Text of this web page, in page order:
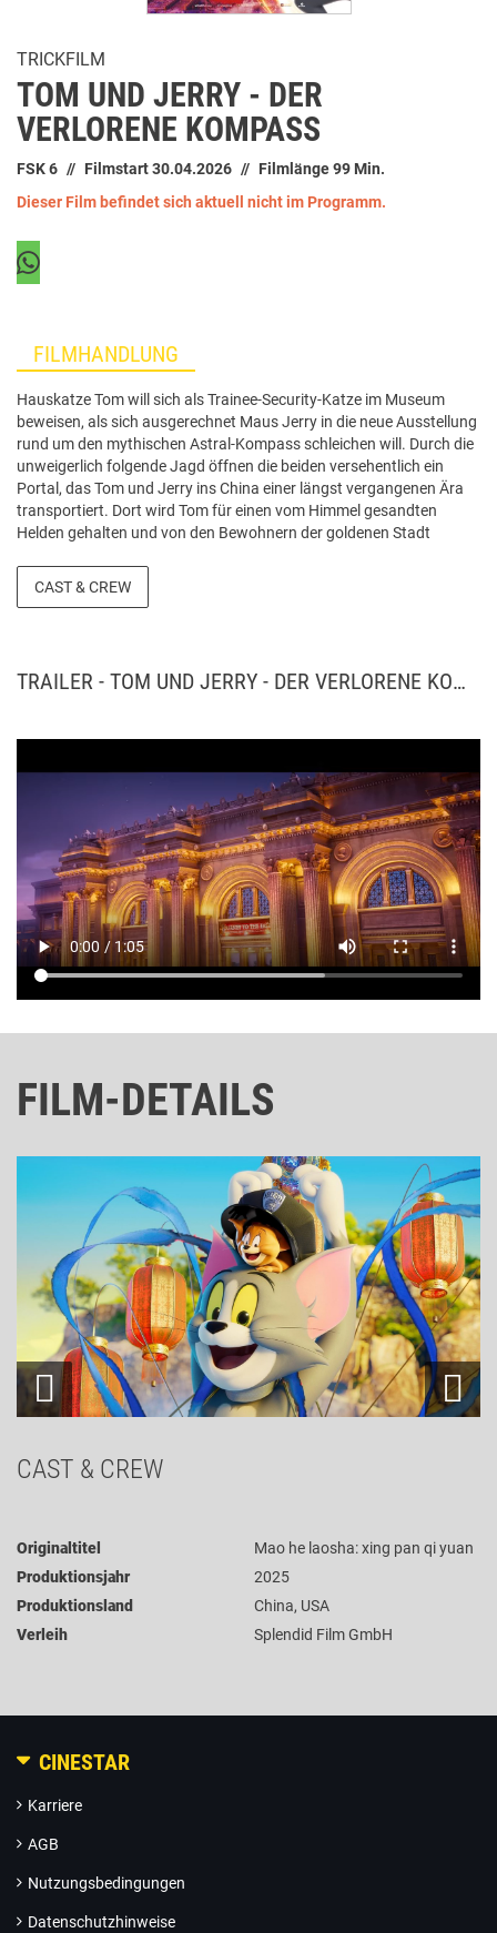
TRICKFILM
TOM UND JERRY - DER
VERLORENE KOMPASS
FSK 6 Filmstart 30.04.2026
Filmlänge 99 Min.
Dieser Film befindet sich aktuell nicht im Programm.
FILMHANDLUNG
Hauskatze Tom will sich als Trainee-Security-Katze im Museum
beweisen, als sich ausgerechnet Maus Jerry in die neue Ausstellung
rund um den mythischen Astral-Kompass schleichen will. Durch die
unweigerlich folgende Jagd öffnen die beiden versehentlich ein
Portal, das Tom und Jerry ins China einer längst vergangenen Ära
transportiert. Dort wird Tom für einen vom Himmel gesandten
Helden gehalten und von den Bewohnern der goldenen Stadt
finsterere Pläne. Das humorvolle Zeitreiseabenteuer entführt das
von Tom und Jerry, in dem sich Anleihen an die Peking-Oper ebenso
wiederfinden wie eine liebevolle Hommage an den
Zeichentrickklassiker. Dabei stellt sich schnell die Frage, ob die
Dauerrivalen Tom und Jerry ihren ewigen Zwist beiseitelegen und
zusammenarbeiten können. Quelle: 24-bilder.de
CAST & CREW
TRAILER - TOM UND JERRY - DER VERLORENE KOMPASS
FILM-DETAILS
CAST & CREW
Originaltitel
Mao he laosha: xing pan qi yuan
Produktionsjahr
2025
Produktionsland
China, USA
Verleih
Splendid Film GmbH
CINESTAR
Karriere
AGB
Nutzungsbedingungen
Datenschutzhinweise